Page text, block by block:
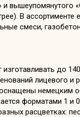
и вышеупомянутого
В ассортименте
смеси,
до 140
лицевого и
немецким
форматами 1 и
расцветках: